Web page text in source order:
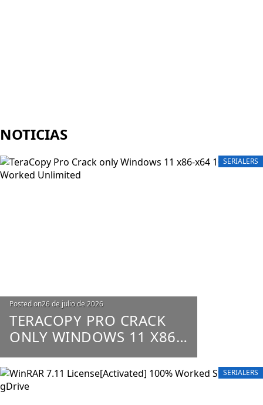
NOTICIAS
SERIALERS
Posted on26 de julio de 2026
TERACOPY PRO CRACK
ONLY WINDOWS 11 X86-
X64 100% WORKED
UNLIMITED
SERIALERS